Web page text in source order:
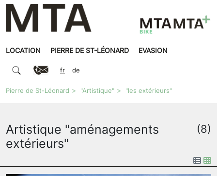
LOCATION PIERRE DE ST-LÉONARD EVASION
fr de
Pierre de St-Léonard "Artistique" "les extérieurs"
Artistique "aménagements
extérieurs"
(8)